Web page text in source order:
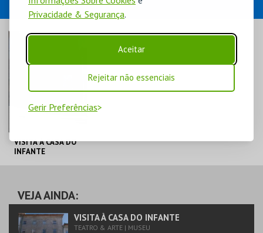
Privacidade & Segurança.
Aceitar
Rejeitar não essenciais
Gerir Preferências
EVENTOS
VISITA À CASA DO
INFANTE
MAIS INFO
VEJA AINDA:
VISITA À CASA DO INFANTE
TEATRO & ARTE | MUSEU